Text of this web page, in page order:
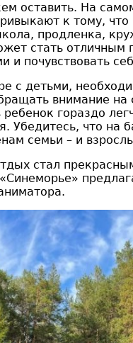
оставить. На
к тому, что
продленка,
стать отличным
и почувствовать
с детьми,
внимание на
гораздо
Убедитесь, что на
семьи – и
стал